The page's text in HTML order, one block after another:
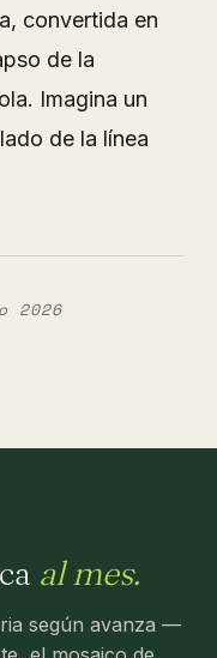
convertida en
de la
Imagina un
de la línea
2026
al mes.
según avanza —